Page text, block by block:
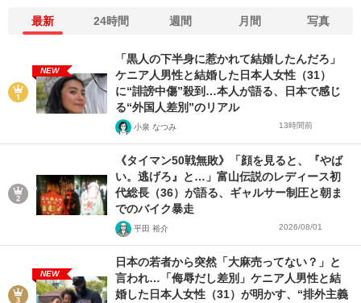
最新 24時間 週間 月間 写真
NEW
「黒人の下半身に惹かれて結婚したんだろ」
ケニア人男性と結婚した日本人女性（31）
に“誹謗中傷”殺到…本人が語る、日本で感じ
る“外国人差別”のリアル
小泉 なつみ 13時間前
《タイマン50戦無敗》「顔を見ると、『やば
い。逃げろ』と…」富山伝説のレディース初
代総長（36）が語る、ギャルサー制圧と朝ま
でのバイク暴走
平田 裕介 2026/08/01
NEW
日本の若者から突然「大麻売ってない？」と
言われ…「侮辱だし差別」ケニア人男性と結
婚した日本人女性（31）が明かす、“排外主義